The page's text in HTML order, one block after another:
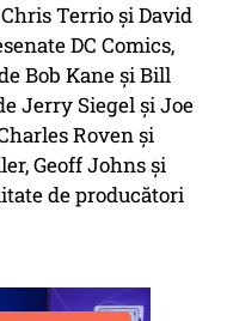
Terrio şi David
DC Comics,
Bob Kane şi Bill
Jerry Siegel şi Joe
Roven şi
Geoff Johns şi
de producători